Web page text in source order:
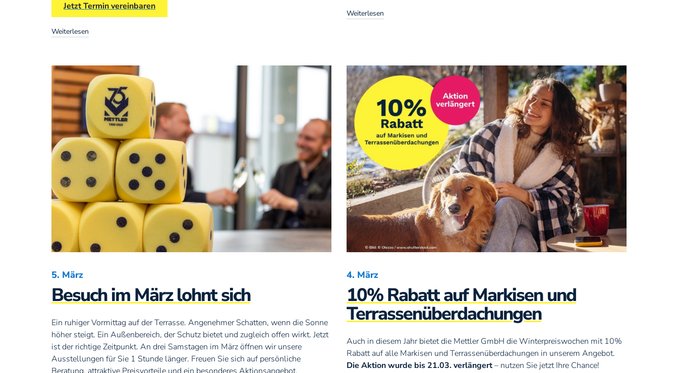
Jetzt Termin vereinbaren
Weiterlesen
Weiterlesen
5. März
Besuch im März lohnt sich
Ein ruhiger Vormittag auf der Terrasse. Angenehmer Schatten, wenn die Sonne
höher steigt. Ein Außenbereich, der Schutz bietet und zugleich offen wirkt. Jetzt
ist der richtige Zeitpunkt. An drei Samstagen im März öffnen wir unsere
Ausstellungen für Sie 1 Stunde länger. Freuen Sie sich auf persönliche
4. März
10% Rabatt auf Markisen und
Terrassenüberdachungen
Auch in diesem Jahr bietet die Mettler GmbH die Winterpreiswochen mit 10%
Rabatt auf alle Markisen und Terrassenüberdachungen in unserem Angebot.
Die Aktion wurde bis 21.03. verlängert– nutzen Sie jetzt Ihre Chance!